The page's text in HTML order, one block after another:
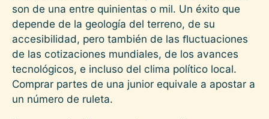
son de una entre quinientas o mil. Un éxito que
depende de la geología del terreno, de su
accesibilidad, pero también de las ﬂuctuaciones
de las cotizaciones mundiales, de los avances
tecnológicos, e incluso del clima político local.
Comprar partes de una junior equivale a apostar a
un número de ruleta.